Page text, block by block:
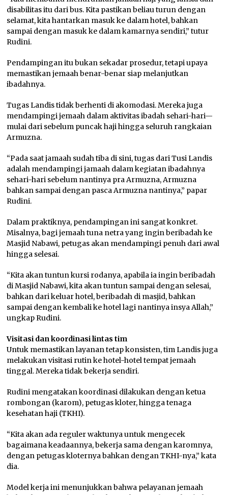
disabilitas itu dari bus. Kita pastikan beliau turun dengan
selamat, kita hantarkan masuk ke dalam hotel, bahkan
sampai dengan masuk ke dalam kamarnya sendiri,” tutur
Rudini.
Pendampingan itu bukan sekadar prosedur, tetapi upaya
memastikan jemaah benar-benar siap melanjutkan
ibadahnya.
Tugas Landis tidak berhenti di akomodasi. Mereka juga
mendampingi jemaah dalam aktivitas ibadah sehari-hari—
mulai dari sebelum puncak haji hingga seluruh rangkaian
Armuzna.
“Pada saat jamaah sudah tiba di sini, tugas dari Tusi Landis
adalah mendampingi jamaah dalam kegiatan ibadahnya
sehari-hari sebelum nantinya pra Armuzna, Armuzna
bahkan sampai dengan pasca Armuzna nantinya,” papar
Rudini.
Dalam praktiknya, pendampingan ini sangat konkret.
Misalnya, bagi jemaah tuna netra yang ingin beribadah ke
Masjid Nabawi, petugas akan mendampingi penuh dari awal
hingga selesai.
“Kita akan tuntun kursi rodanya, apabila ia ingin beribadah
di Masjid Nabawi, kita akan tuntun sampai dengan selesai,
bahkan dari keluar hotel, beribadah di masjid, bahkan
sampai dengan kembali ke hotel lagi nantinya insya Allah,”
ungkap Rudini.
Visitasi dan koordinasi lintas tim
Untuk memastikan layanan tetap konsisten, tim Landis juga
melakukan visitasi rutin ke hotel-hotel tempat jemaah
tinggal. Mereka tidak bekerja sendiri.
Rudini mengatakan koordinasi dilakukan dengan ketua
rombongan (karom), petugas kloter, hingga tenaga
kesehatan haji (TKHI).
“Kita akan ada reguler waktunya untuk mengecek
bagaimana keadaannya, bekerja sama dengan karomnya,
dengan petugas kloternya bahkan dengan TKHI-nya,” kata
dia.
Model kerja ini menunjukkan bahwa pelayanan jemaah